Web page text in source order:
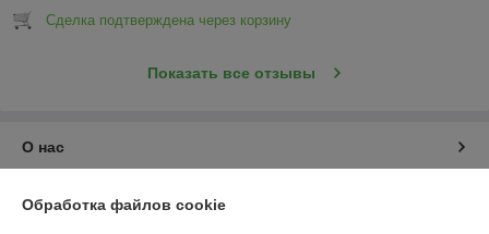
Сделка подтверждена через корзину
Показать все отзывы
О нас
Контакты
Обработка файлов cookie